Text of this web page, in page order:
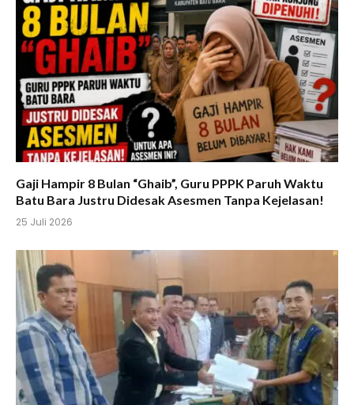
Gaji Hampir 8 Bulan “Ghaib”, Guru PPPK Paruh Waktu
Batu Bara Justru Didesak Asesmen Tanpa Kejelasan!
25 Juli 2026